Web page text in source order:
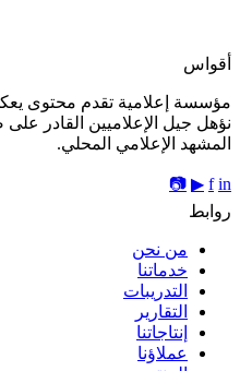
أقواس
مؤسسة إعلامية تقدم محتوى
نؤهل جيل الإعلاميين القادر
المشهد الإعلامي المحلي.
f in
▶
📷
روابط
من نحن
خدماتنا
التدريبات
التقارير
إنتاجاتنا
عملاؤنا